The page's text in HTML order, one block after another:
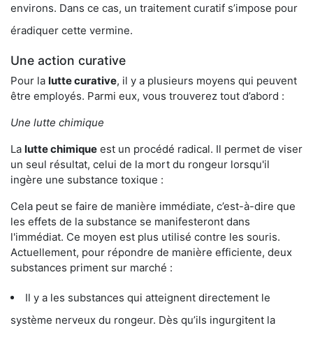
environs. Dans ce cas, un traitement curatif s’impose pour
éradiquer cette vermine.
Une action curative
Pour la lutte curative, il y a plusieurs moyens qui peuvent
être employés. Parmi eux, vous trouverez tout d’abord :
Une lutte chimique
La lutte chimique est un procédé radical. Il permet de viser
un seul résultat, celui de la mort du rongeur lorsqu'il
ingère une substance toxique :
Cela peut se faire de manière immédiate, c’est-à-dire que
les effets de la substance se manifesteront dans
l'immédiat. Ce moyen est plus utilisé contre les souris.
Actuellement, pour répondre de manière efficiente, deux
substances priment sur marché :
Il y a les substances qui atteignent directement le
système nerveux du rongeur. Dès qu’ils ingurgitent la